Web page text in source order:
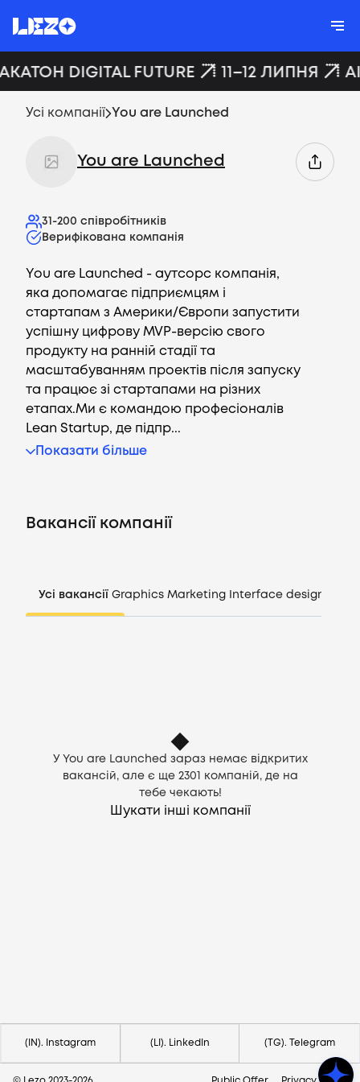
Вакансії
CV генератор
DIGITAL FUTURE 11–12 ЛИПНЯ
Усі компанії You are Launched
You are Launched
31-200 співробітників
Верифікована компанія
You are Launched - аутсорс компанія,
яка допомагає підприємцям і
стартапам з Америки/Європи запустити
успішну цифрову MVP-версію свого
продукту на ранній стадії та
масштабуванням проектів після запуску
та працює зі стартапами на різних
етапах.Ми є командою професіоналів
Lean Startup, де підпр...
Показати більше
Вакансії компанії
Усі вакансії Graphics Marketing Interface design
У You are Launched зараз немає відкритих
вакансій, але є ще 2301
компаній, де на
тебе чекають!
Шукати інші компанії
(IN). Instagram (LI). LinkedIn (TG). Telegram